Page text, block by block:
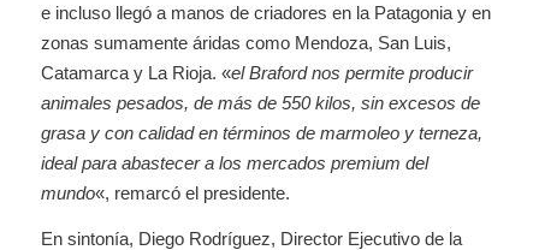
e incluso llegó a manos de criadores en la Patagonia y en
zonas sumamente áridas como Mendoza, San Luis,
Catamarca y La Rioja. «el Braford nos permite producir
animales pesados, de más de 550 kilos, sin excesos de
grasa y con calidad en términos de marmoleo y terneza,
ideal para abastecer a los mercados premium del
mundo«, remarcó el presidente.
En sintonía, Diego Rodríguez, Director Ejecutivo de la